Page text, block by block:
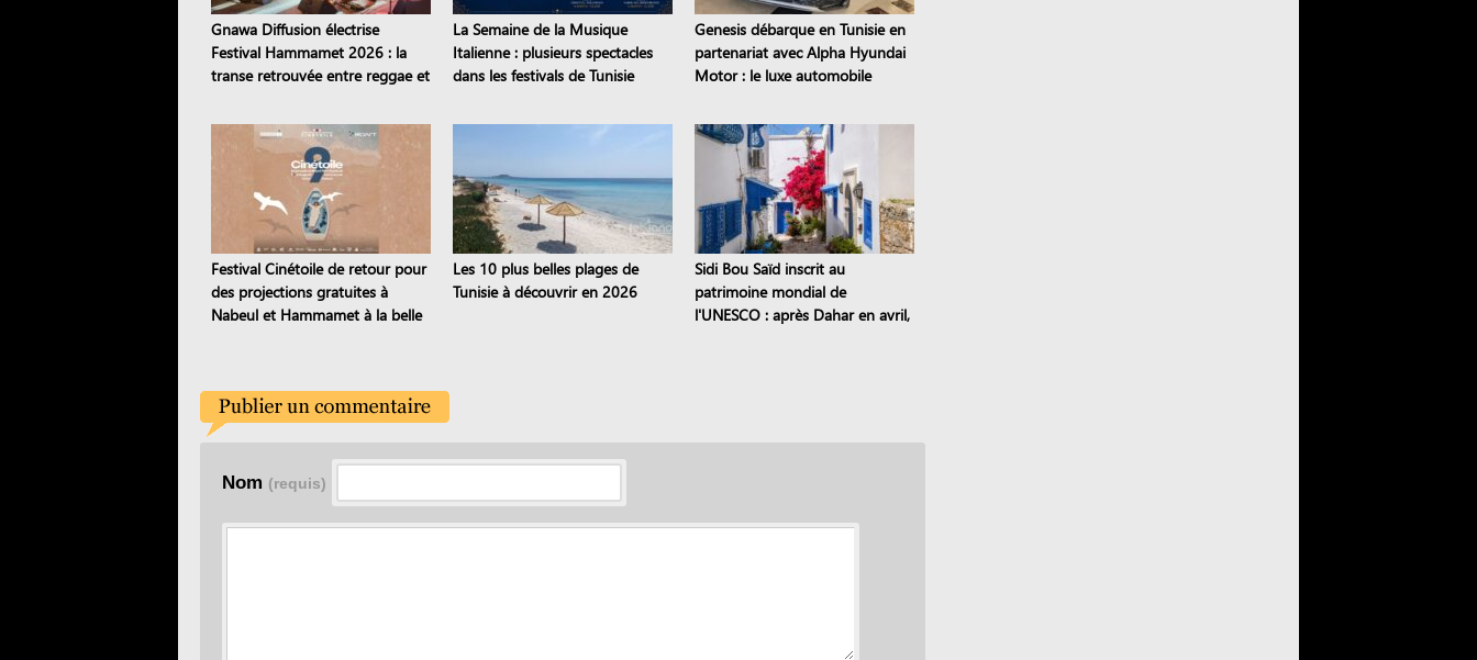
Gnawa Diffusion électrise
Festival Hammamet 2026 : la
transe retrouvée entre reggae et
La Semaine de la Musique
Italienne : plusieurs spectacles
dans les festivals de Tunisie
Genesis débarque en Tunisie en
partenariat avec Alpha Hyundai
Motor : le luxe automobile
Festival Cinétoile de retour pour
des projections gratuites à
Nabeul et Hammamet à la belle
Les 10 plus belles plages de
Tunisie à découvrir en 2026
Sidi Bou Saïd inscrit au
patrimoine mondial de
l'UNESCO : après Dahar en avril,
Nom (requis)